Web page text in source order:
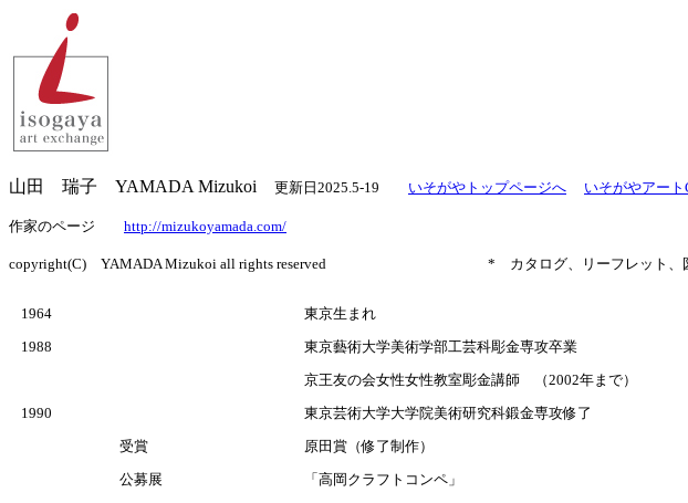
山田 瑞子 YAMADA Mizukoi 更新日2025.5-19 いそがやトップページへ いそがやアート
作家のページ http://mizukoyamada.com/
copyright(C) YAMADA Mizukoi all rights reserved * カタログ、リーフレット、図録
1964
東京生まれ
1988
東京藝術大学美術学部工芸科彫金専攻卒業
京王友の会女性女性教室彫金講師 （2002年まで）
1990
東京芸術大学大学院美術研究科鍛金専攻修了
受賞
原田賞（修了制作）
公募展
「高岡クラフトコンペ」